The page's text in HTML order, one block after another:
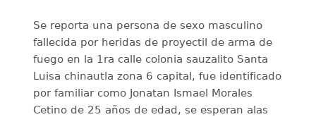
Se reporta una persona de sexo masculino
fallecida por heridas de proyectil de arma de
fuego en la 1ra calle colonia sauzalito Santa
Luisa chinautla zona 6 capital, fue identificado
por familiar como Jonatan Ismael Morales
Cetino de 25 años de edad, se esperan alas